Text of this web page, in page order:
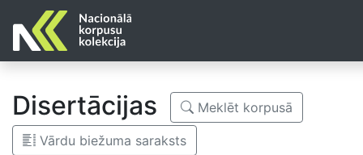
Disertācijas Meklēt korpusā
Vārdu biežuma saraksts